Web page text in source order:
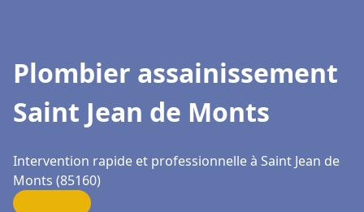
Plombier assainissement
Saint Jean de Monts
Intervention rapide et professionnelle à Saint Jean de
Monts (85160)